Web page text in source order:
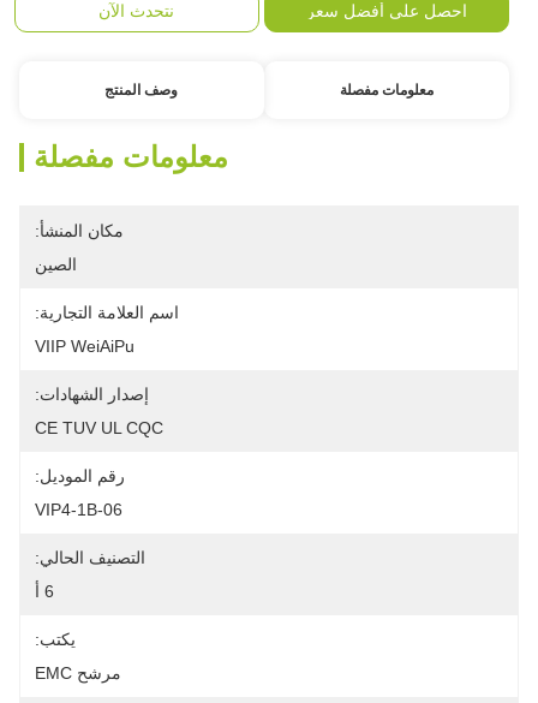
احصل على أفضل سعر نتحدث الآن
معلومات مفصلة وصف المنتج
معلومات مفصلة
مكان المنشأ:
الصين
اسم العلامة التجارية:
VIIP WeiAiPu
إصدار الشهادات:
CE TUV UL CQC
رقم الموديل:
VIP4-1B-06
التصنيف الحالي:
6 أ
يكتب:
مرشح EMC